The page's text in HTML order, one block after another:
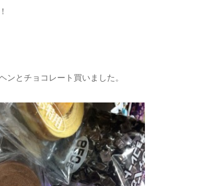
ンとチョコレート買いました。